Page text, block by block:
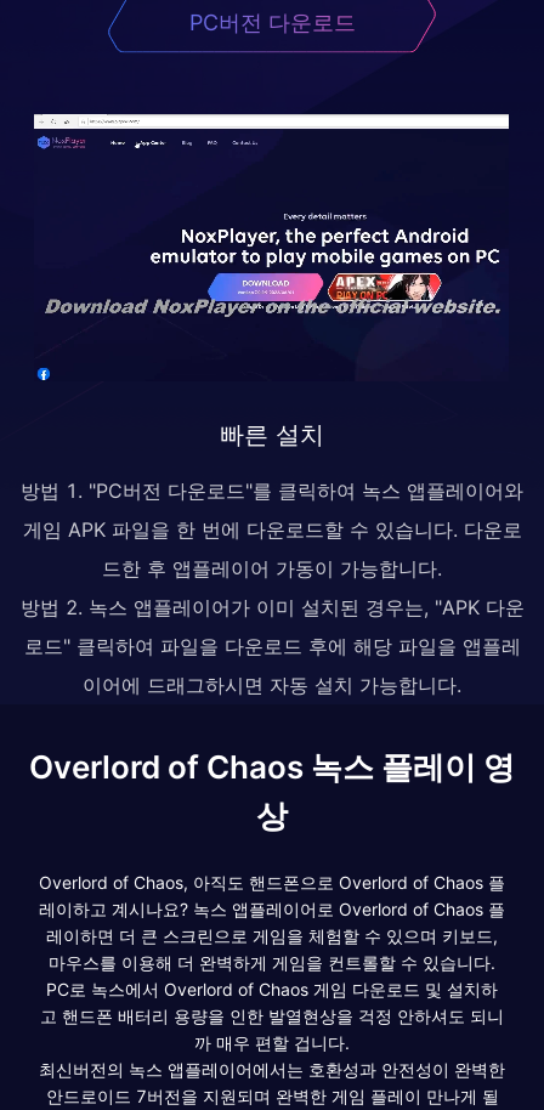
PC버전 다운로드
빠른 설치
방법 1. "PC버전 다운로드"를 클릭하여 녹스 앱플레이어와
게임 APK 파일을 한 번에 다운로드할 수 있습니다. 다운로
드한 후 앱플레이어 가동이 가능합니다.
방법 2. 녹스 앱플레이어가 이미 설치된 경우는, "APK 다운
로드" 클릭하여 파일을 다운로드 후에 해당 파일을 앱플레
이어에 드래그하시면 자동 설치 가능합니다.
Overlord of Chaos 녹스 플레이 영
상
Overlord of Chaos, 아직도 핸드폰으로 Overlord of Chaos 플
레이하고 계시나요? 녹스 앱플레이어로 Overlord of Chaos 플
레이하면 더 큰 스크린으로 게임을 체험할 수 있으며 키보드,
마우스를 이용해 더 완벽하게 게임을 컨트롤할 수 있습니다.
PC로 녹스에서 Overlord of Chaos 게임 다운로드 및 설치하
고 핸드폰 배터리 용량을 인한 발열현상을 걱정 안하셔도 되니
까 매우 편할 겁니다.
최신버전의 녹스 앱플레이어에서는 호환성과 안전성이 완벽한
안드로이드 7버전을 지원되며 완벽한 게임 플레이 만나게 될